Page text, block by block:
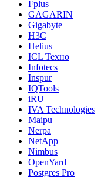
Fplus
GAGARIN
Gigabyte
H3C
Helius
ICL Техно
Infotecs
Inspur
IQTools
iRU
IVA Technologies
Maipu
Nerpa
NetApp
Nimbus
OpenYard
Postgres Pro